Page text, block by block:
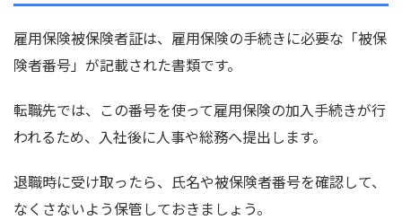
雇用保険被保険者証は、雇用保険の手続きに必要な「被保
険者番号」が記載された書類です。
転職先では、この番号を使って雇用保険の加入手続きが行
われるため、入社後に人事や総務へ提出します。
退職時に受け取ったら、氏名や被保険者番号を確認して、
なくさないよう保管しておきましょう。